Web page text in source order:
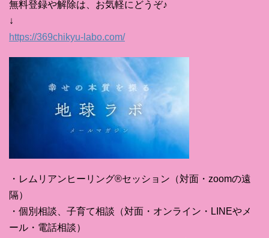
無料登録や解除は、お気軽にどうぞ♪
↓
https://369chikyu-labo.com/
・レムリアンヒーリング®セッション（対面・zoomの遠
隔）
・個別相談、子育て相談（対面・オンライン・LINEやメ
ール・電話相談）